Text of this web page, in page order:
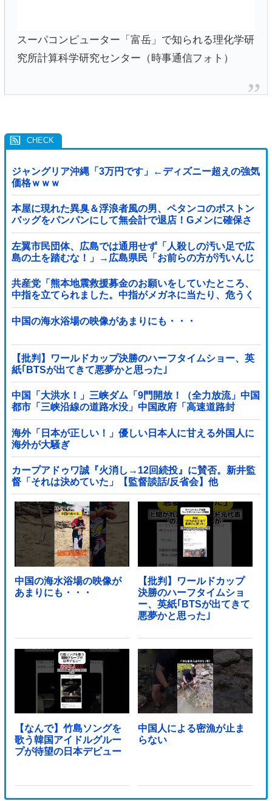
スーパコンピューター「富岳」で知られる理化学研
究所計算科学研究センター（時事通信フォト）
ジャングリア沖縄「3万円です」←ディズニー超えの強気
価格ｗｗｗ
本屋に現れた異臭＆浮浪者風の男、ペタンコのボストン
バッグをパンパンにして無会計で退店！Gメンに確保さ
れ「なんで？」と本気で困惑ｗｗｗ
左翼市民団体、広島では通用せず「人殺しの汚い足で広
島の土を踏むな！」→広島県民「お前らの方が汚いんじ
ゃ！」「ワシらが広島県民じゃ」
共産党「熊本地震救援募金のお願いをしていたところ、
中指を立てられました。中指がメガネに当たり、危うく
怪我をするところでした」
中国の海水浴場の映像があまりにも・・・
【批判】ワールドカップ決勝のハーフタイムショー、英
紙｢BTSが出てきて悪夢かと思った｣
中国「大洪水！」三峡ダム「9門開放！（全力放流」中国
都市「三峡沿線の道路水没」中国政府「高速道路封
鎖！」中国ダム「緊急放流に合わせて開門（土砂崩れ発
生」→
海外「日本が正しい！」優しい日本人に甘える外国人に
海外が大騒ぎ
カープアドゥワ誠『火消し→12回続投』に賛否。新井監
督「それは決めていた」【監督談話/反省会】他
中国の海水浴場の映像が
あまりにも・・・
【批判】ワールドカップ
決勝のハーフタイムショ
ー、英紙｢BTSが出てきて
悪夢かと思った｣
【なんで】竹島ソングを
歌う韓国アイドルグルー
プが待望の日本デビュー
中国人による密漁が止ま
らない